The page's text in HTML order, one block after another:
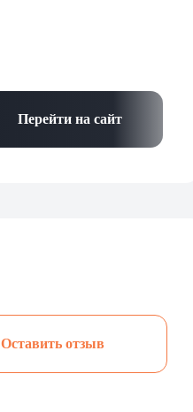
Перейти на сайт
Оставить отзыв